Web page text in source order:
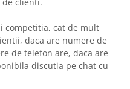
competitia, cat de mult
daca are numere de
de telefon are, daca are
discutia pe chat cu